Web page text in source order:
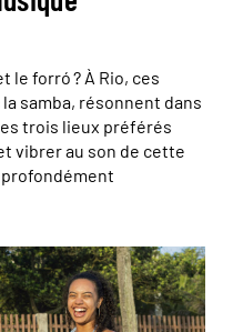
le forró ? À Rio, ces
samba, résonnent dans
trois lieux préférés
vibrer au son de cette